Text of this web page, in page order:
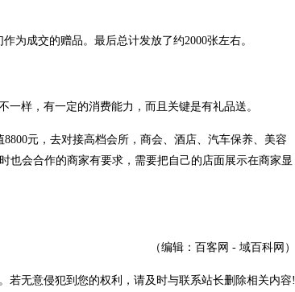
为成交的赠品。最后总计发放了约2000张左右。
样，有一定的消费能力，而且关键是有礼品送。
元，去对接高档会所，商会、酒店、汽车保养、美容
也会合作的商家有要求，需要把自己的店面展示在商家显
（编辑：百客网 - 域百科网）
若无意侵犯到您的权利，请及时与联系站长删除相关内容!